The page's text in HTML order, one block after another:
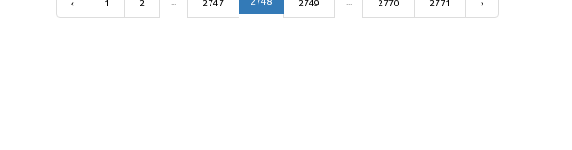
‹ 1 2 2747 2749 2770 2771 ›